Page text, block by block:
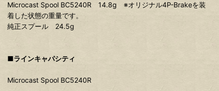
Microcast Spool BC5240R 14.8g ※オリジナル4P-Brakeを装
着した状態の重量です。
純正スプール 24.5g
■ラインキャパシティ
Microcast Spool BC5240R